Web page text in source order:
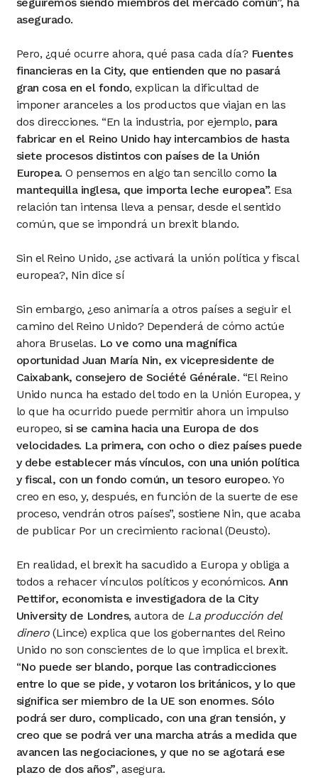
asegurado.
Pero, ¿qué ocurre ahora, qué pasa cada día? Fuentes
financieras en la City, que entienden que no pasará
gran cosa en el fondo, explican la dificultad de
imponer aranceles a los productos que viajan en las
dos direcciones. “En la industria, por ejemplo, para
fabricar en el Reino Unido hay intercambios de hasta
siete procesos distintos con países de la Unión
Europea. O pensemos en algo tan sencillo como la
mantequilla inglesa, que importa leche europea”. Esa
relación tan intensa lleva a pensar, desde el sentido
común, que se impondrá un brexit blando.
Sin el Reino Unido, ¿se activará la unión política y fiscal
europea?, Nin dice sí
Sin embargo, ¿eso animaría a otros países a seguir el
camino del Reino Unido? Dependerá de cómo actúe
ahora Bruselas. Lo ve como una magnífica
oportunidad Juan María Nin, ex vicepresidente de
Caixabank, consejero de Société Générale. “El Reino
Unido nunca ha estado del todo en la Unión Europea, y
lo que ha ocurrido puede permitir ahora un impulso
europeo, si se camina hacia una Europa de dos
velocidades. La primera, con ocho o diez países puede
y debe establecer más vínculos, con una unión política
y fiscal, con un fondo común, un tesoro europeo. Yo
creo en eso, y, después, en función de la suerte de ese
proceso, vendrán otros países”, sostiene Nin, que acaba
de publicar Por un crecimiento racional (Deusto).
En realidad, el brexit ha sacudido a Europa y obliga a
todos a rehacer vínculos políticos y económicos. Ann
Pettifor, economista e investigadora de la City
University de Londres, autora de La producción del
dinero(Lince) explica que los gobernantes del Reino
Unido no son conscientes de lo que implica el brexit.
“No puede ser blando, porque las contradicciones
entre lo que se pide, y votaron los británicos, y lo que
significa ser miembro de la UE son enormes. Sólo
podrá ser duro, complicado, con una gran tensión, y
creo que se podrá ver una marcha atrás a medida que
avancen las negociaciones, y que no se agotará ese
plazo de dos años”, asegura.